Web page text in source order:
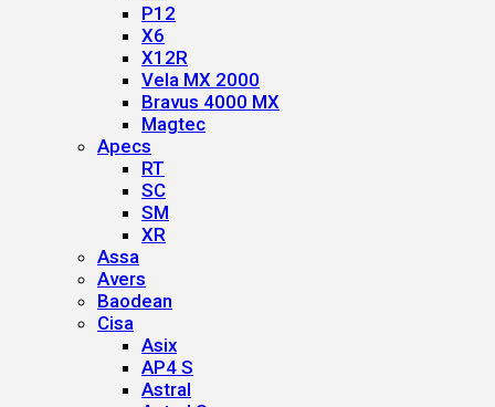
P12
X6
X12R
Vela MX 2000
Bravus 4000 MX
Magtec
Apecs
RT
SC
SM
XR
Assa
Avers
Baodean
Cisa
Asix
AP4 S
Astral